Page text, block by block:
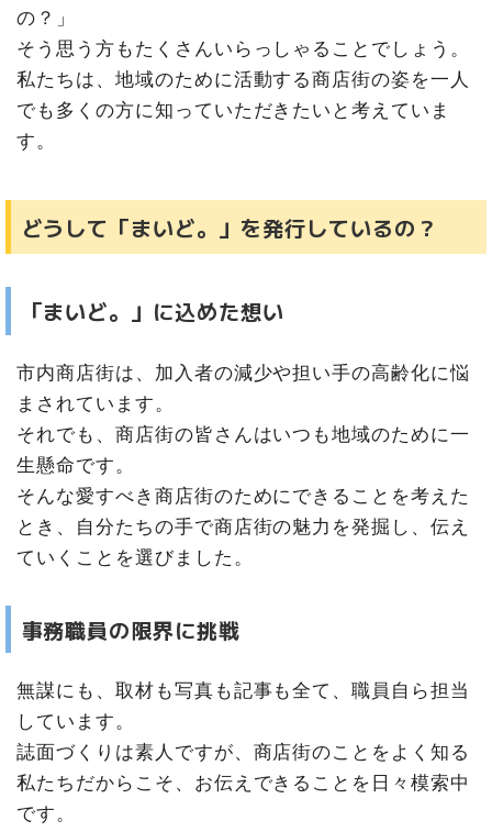
の？」
そう思う方もたくさんいらっしゃることでしょう。
私たちは、地域のために活動する商店街の姿を一人
でも多くの方に知っていただきたいと考えていま
す。
どうして「まいど。」を発行しているの？
「まいど。」に込めた想い
市内商店街は、加入者の減少や担い手の高齢化に悩
まされています。
それでも、商店街の皆さんはいつも地域のために一
生懸命です。
そんな愛すべき商店街のためにできることを考えた
とき、自分たちの手で商店街の魅力を発掘し、伝え
ていくことを選びました。
事務職員の限界に挑戦
無謀にも、取材も写真も記事も全て、職員自ら担当
しています。
誌面づくりは素人ですが、商店街のことをよく知る
私たちだからこそ、お伝えできることを日々模索中
です。